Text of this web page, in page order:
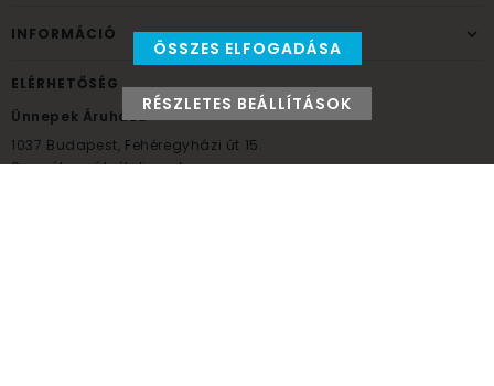
INFORMÁCIÓ
ELÉRHETŐSÉG
Ünnepek Áruháza
1037 Budapest, Fehéregyházi út 15.
Személyes átvételi pont
ÖSSZES ELFOGADÁSA
RÉSZLETES BEÁLLÍTÁSOK